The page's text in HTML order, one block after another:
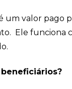
valor pago
Ele funciona